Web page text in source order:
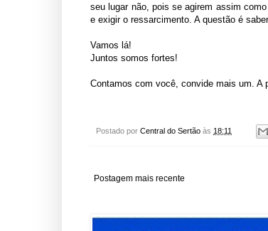
seu lugar não, pois se agirem assim
e exigir o ressarcimento. A questão é
Vamos lá!
Juntos somos fortes!
Contamos com você, convide mais um. A
Postado por Central do Sertão às 18:11
Postagem mais recente